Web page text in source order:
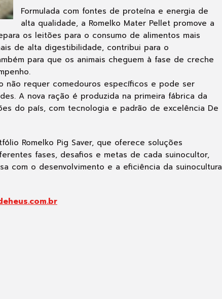
Formulada com fontes de proteína e energia de
alta qualidade, a Romelko Mater Pellet promove a
os leitões para o consumo de alimentos mais
de alta digestibilidade, contribui para o
para que os animais cheguem à fase de creche
não requer comedouros específicos e pode ser
A nova ração é produzida na primeira fábrica da
do país, com tecnologia e padrão de excelência De
Romelko Pig Saver, que oferece soluções
fases, desafios e metas de cada suinocultor,
com o desenvolvimento e a eficiência da suinocultura